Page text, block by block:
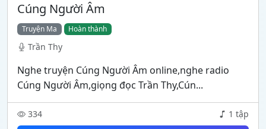
Cúng Người Âm
Truyện Ma Hoàn thành
Trần Thy
Nghe truyện Cúng Người Âm online,nghe radio
Cúng Người Âm,giọng đọc Trần Thy,Cún...
334 1 tập